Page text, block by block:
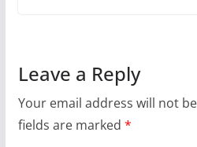
Leave a Reply
Your email address will not
fields are marked *